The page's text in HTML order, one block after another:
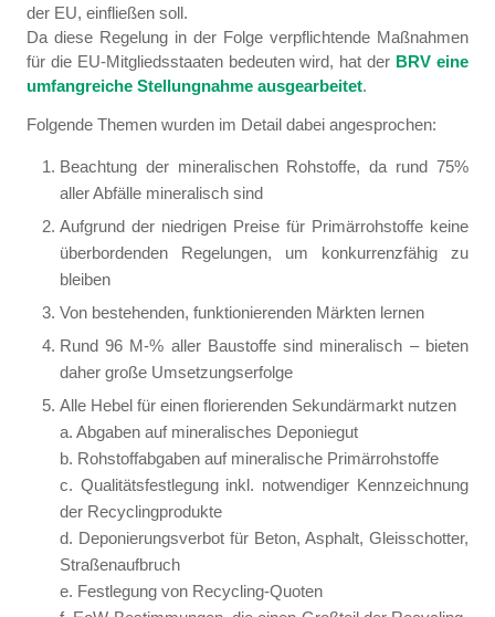
der EU, einfließen soll.
Da diese Regelung in der Folge verpflichtende Maßnahmen
für die EU-Mitgliedsstaaten bedeuten wird, hat der BRV eine
umfangreiche Stellungnahme ausgearbeitet.
Folgende Themen wurden im Detail dabei angesprochen:
Beachtung der mineralischen Rohstoffe, da rund 75%
aller Abfälle mineralisch sind
Aufgrund der niedrigen Preise für Primärrohstoffe keine
überbordenden Regelungen, um konkurrenzfähig zu
bleiben
Von bestehenden, funktionierenden Märkten lernen
Rund 96 M-% aller Baustoffe sind mineralisch – bieten
daher große Umsetzungserfolge
Alle Hebel für einen florierenden Sekundärmarkt nutzen
a. Abgaben auf mineralisches Deponiegut
b. Rohstoffabgaben auf mineralische Primärrohstoffe
c. Qualitätsfestlegung inkl. notwendiger Kennzeichnung
der Recyclingprodukte
d. Deponierungsverbot für Beton, Asphalt, Gleisschotter,
Straßenaufbruch
e. Festlegung von Recycling-Quoten